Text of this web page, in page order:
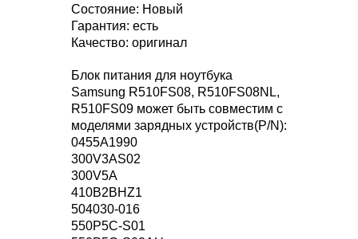
Состояние: Новый
Гарантия: есть
Качество: оригинал
Блок питания для ноутбука
Samsung R510FS08, R510FS08NL,
R510FS09 может быть совместим с
моделями зарядных устройств(P/N):
0455A1990
300V3AS02
300V5A
410B2BHZ1
504030-016
550P5C-S01